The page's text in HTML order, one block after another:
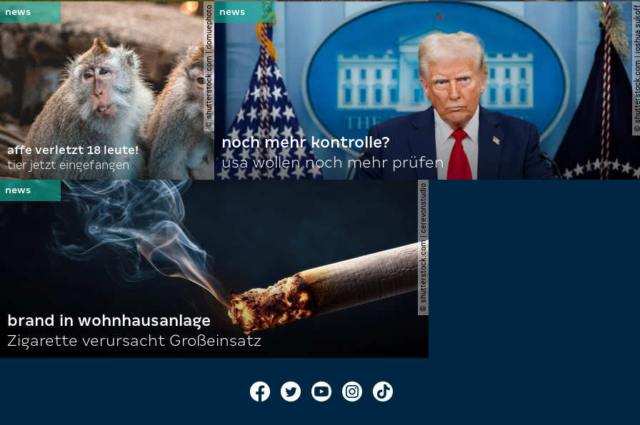
© shutterstock.com | domuephoto
affe verletzt 18 leute!
tier jetzt eingefangen
©
noch mehr kontrolle?
usa wollen noch mehr prüfen
© shutterstock.com | cerevonstudio
brand in wohnhausanlage
Zigarette verursacht Großeinsatz